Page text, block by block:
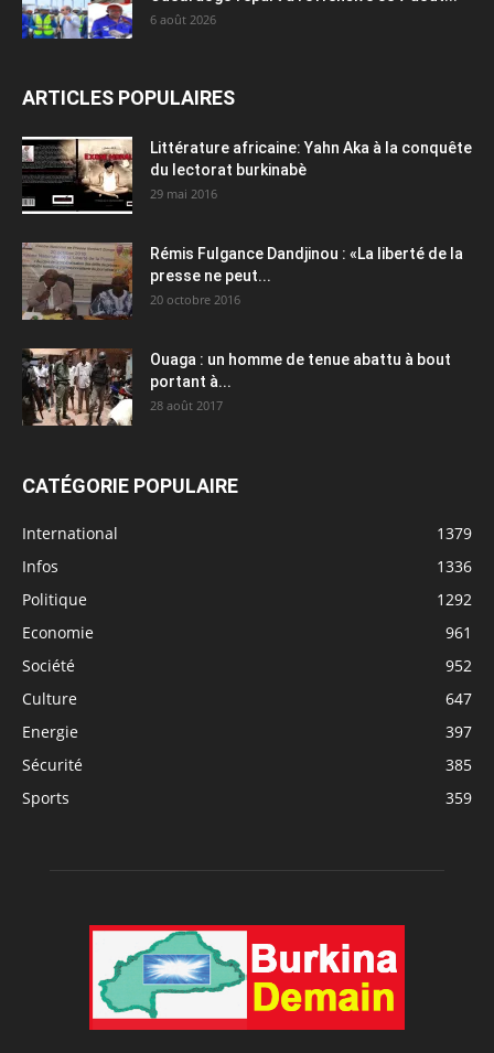
6 août 2026
ARTICLES POPULAIRES
Littérature africaine: Yahn Aka à la conquête
du lectorat burkinabè
29 mai 2016
Rémis Fulgance Dandjinou : «La liberté de la
presse ne peut...
20 octobre 2016
Ouaga : un homme de tenue abattu à bout
portant à...
28 août 2017
CATÉGORIE POPULAIRE
International
1379
Infos
1336
Politique
1292
Economie
961
Société
952
Culture
647
Energie
397
Sécurité
385
Sports
359